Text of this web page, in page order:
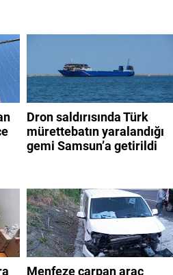
Dron saldırısında Türk
mürettebatın yaralandığı
gemi Samsun’a getirildi
Menfeze çarpan araç